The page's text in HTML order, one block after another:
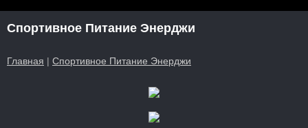
Спортивное Питание Энерджи
Главная | Спортивное Питание Энерджи